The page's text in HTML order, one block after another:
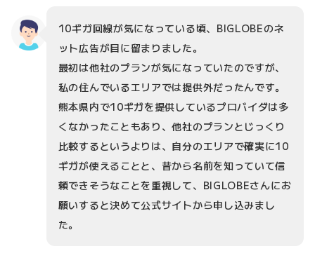
10ギガ回線が気になっている頃、BIGLOBEのネ
ット広告が目に留まりました。
最初は他社のプランが気になっていたのですが、
私の住んでいるエリアでは提供外だったんです。
熊本県内で10ギガを提供しているプロバイダは多
くなかったこともあり、他社のプランとじっくり
比較するというよりは、自分のエリアで確実に10
ギガが使えることと、昔から名前を知っていて信
頼できそうなことを重視して、BIGLOBEさんにお
願いすると決めて公式サイトから申し込みまし
た。